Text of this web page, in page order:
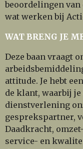
beoordelingen
wat werken bij
WAT BRENG JE
Deze baan vraagt
attitude. Je hebt
de klant, waarbij
dienstverlening
gesprekspartner,
Daadkracht,
service- en